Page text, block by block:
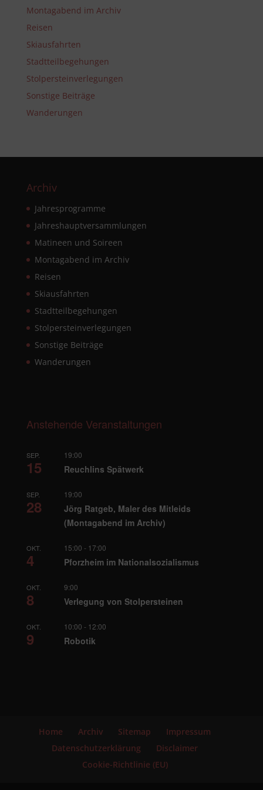
Montagabend im Archiv
Reisen
Skiausfahrten
Stadtteilbegehungen
Stolpersteinverlegungen
Sonstige Beiträge
Wanderungen
Archiv
Jahresprogramme
Jahreshauptversammlungen
Matineen und Soireen
Montagabend im Archiv
Reisen
Skiausfahrten
Stadtteilbegehungen
Stolpersteinverlegungen
Sonstige Beiträge
Wanderungen
Anstehende Veranstaltungen
SEP.
15
19:00
Reuchlins Spätwerk
SEP.
28
19:00
Jörg Ratgeb, Maler des Mitleids
(Montagabend im Archiv)
OKT.
4
15:00 - 17:00
Pforzheim im Nationalsozialismus
OKT.
8
9:00
Verlegung von Stolpersteinen
OKT.
9
10:00 - 12:00
Robotik
Home Archiv Sitemap
Impressum
Datenschutzerklärung
Disclaimer
Cookie-Richtlinie (EU)